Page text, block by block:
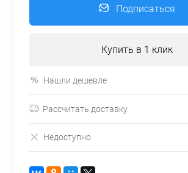
Подписаться
Купить в 1 клик
Нашли дешевле
Рассчитать доставку
Недоступно